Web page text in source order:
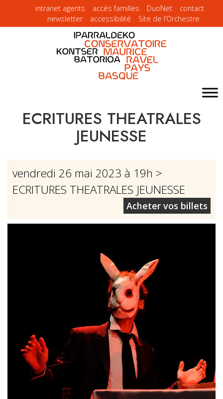
intranet agents accès familles DuoNet
contact
newsletter
accessibilité Site de l’Orchestre
ECRITURES THEATRALES
JEUNESSE
vendredi 26 mai 2023 à 19h >
ECRITURES THEATRALES JEUNESSE
Acheter vos billets